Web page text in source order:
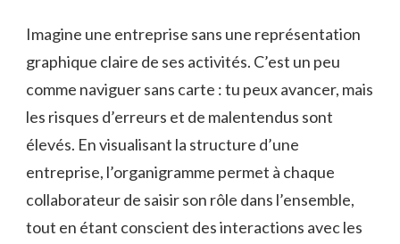
Imagine une entreprise sans une représentation
graphique claire de ses activités. C’est un peu
comme naviguer sans carte : tu peux avancer, mais
les risques d’erreurs et de malentendus sont
élevés. En visualisant la structure d’une
entreprise, l’organigramme permet à chaque
collaborateur de saisir son rôle dans l’ensemble,
tout en étant conscient des interactions avec les